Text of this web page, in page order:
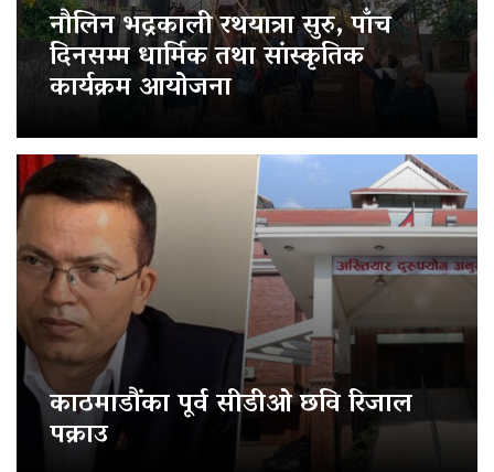
नौलिन भद्रकाली रथयात्रा सुरु, पाँच
दिनसम्म धार्मिक तथा सांस्कृतिक
कार्यक्रम आयोजना
काठमाडौंका पूर्व सीडीओ छवि रिजाल
पक्राउ